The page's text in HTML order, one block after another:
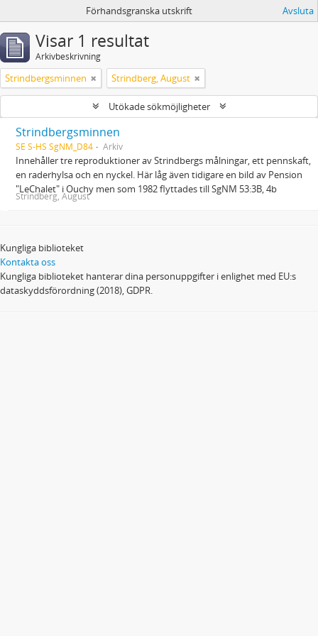
Förhandsgranska utskrift Avsluta
Visar 1 resultat
Arkivbeskrivning
Strindbergsminnen Strindberg, August
Utökade sökmöjligheter
Strindbergsminnen
SE S-HS SgNM_D84 Arkiv
Innehåller tre reproduktioner av Strindbergs målningar, ett pennskaft,
en raderhylsa och en nyckel. Här låg även tidigare en bild av Pension
"LeChalet" i Ouchy men som 1982 flyttades till SgNM 53:3B, 4b
Strindberg, August
Kungliga biblioteket
Kontakta oss
Kungliga biblioteket hanterar dina personuppgifter i enlighet med EU:s
dataskyddsförordning (2018), GDPR.